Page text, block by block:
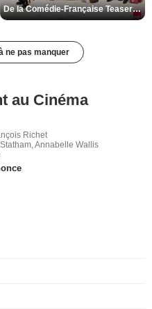
De la Comédie-Française Teaser VF
ne pas manquer
au Cinéma
Richet
Annabelle Wallis